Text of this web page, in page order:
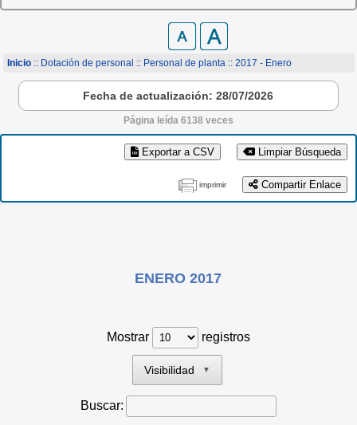
Inicio :: Dotación de personal :: Personal de planta :: 2017 - Enero
Fecha de actualización: 28/07/2026
Página leída 6138 veces
Limpiar Búsqueda
Exportar a CSV
Compartir Enlace
imprimir
ENERO 2017
Mostrar registros
Visibilidad ▼
Buscar: